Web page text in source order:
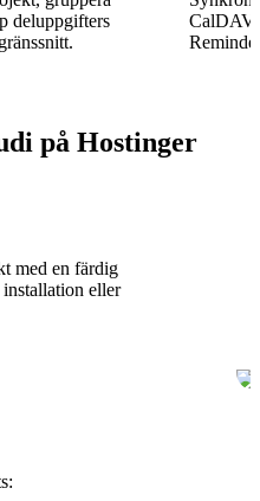
deluppgifters
på Hostinger
med en färdig
eller